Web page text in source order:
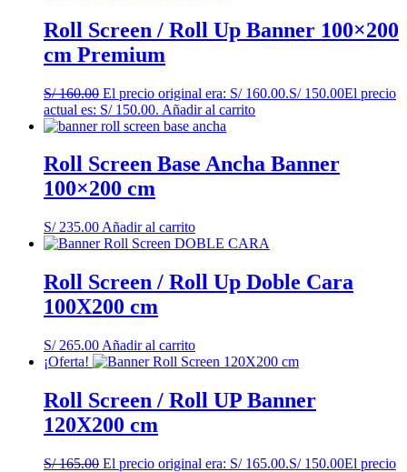
Roll Screen / Roll Up Banner 100×200
cm Premium
S/160.00 El precio original era: S/ 160.00.S/150.00El precio
actual es: S/ 150.00. Añadir al carrito
Roll Screen Base Ancha Banner
100×200 cm
S/235.00 Añadir al carrito
Roll Screen / Roll Up Doble Cara
100X200 cm
S/265.00 Añadir al carrito
¡Oferta!
Roll Screen / Roll UP Banner
120X200 cm
S/165.00 El precio original era: S/ 165.00.S/150.00El precio